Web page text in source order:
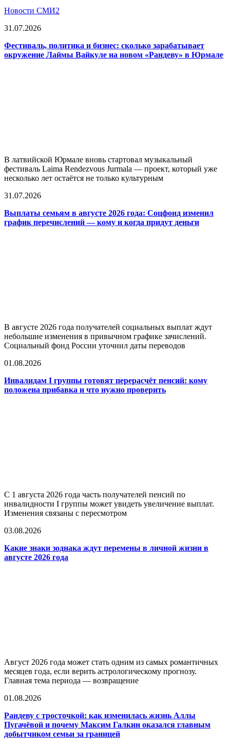
Новости СМИ2
31.07.2026
Фестиваль, политика и бизнес: сколько зарабатывает
окружение Лаймы Вайкуле на новом «Рандеву» в Юрмале
В латвийской Юрмале вновь стартовал музыкальный
фестиваль Laima Rendezvous Jurmala — проект, который уже
несколько лет остаётся не только культурным
31.07.2026
Выплаты семьям в августе 2026 года: Соцфонд изменил
график перечислений — кому и когда придут деньги
В августе 2026 года получателей социальных выплат ждут
небольшие изменения в привычном графике зачислений.
Социальный фонд России уточнил даты переводов
01.08.2026
Инвалидам I группы готовят перерасчёт пенсий: кому
положена прибавка и что нужно проверить
С 1 августа 2026 года часть получателей пенсий по
инвалидности I группы может увидеть увеличение выплат.
Изменения связаны с пересмотром
03.08.2026
Какие знаки зодиака ждут перемены в личной жизни в
августе 2026 года
Август 2026 года может стать одним из самых романтичных
месяцев года, если верить астрологическому прогнозу.
Главная тема периода — возвращение
01.08.2026
Рандеву с тросточкой: как изменилась жизнь Аллы
Пугачёвой и почему Максим Галкин оказался главным
добытчиком семьи за границей